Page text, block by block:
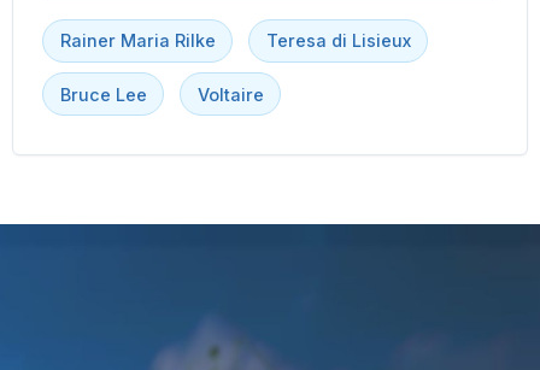
Rainer Maria Rilke Teresa di Lisieux
Bruce Lee Voltaire